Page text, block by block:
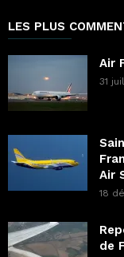
LES PLUS
Air
31
Air
18
de